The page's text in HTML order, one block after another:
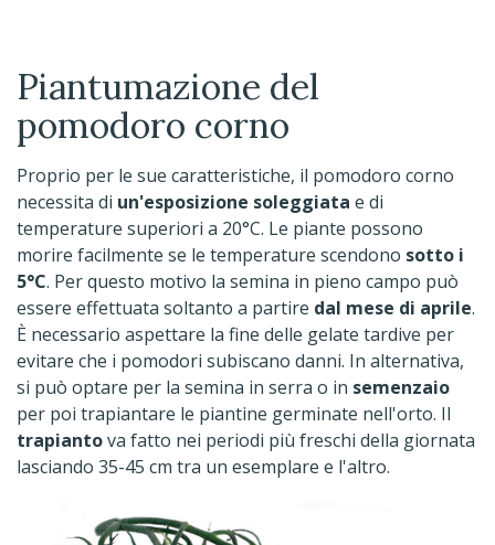
Piantumazione del
pomodoro corno
Proprio per le sue caratteristiche, il pomodoro corno
necessita di un'esposizione soleggiata e di
temperature superiori a 20°C. Le piante possono
morire facilmente se le temperature scendono sotto i
5°C. Per questo motivo la semina in pieno campo può
essere effettuata soltanto a partire dal mese di aprile.
È necessario aspettare la fine delle gelate tardive per
evitare che i pomodori subiscano danni. In alternativa,
si può optare per la semina in serra o in semenzaio
per poi trapiantare le piantine germinate nell'orto. Il
trapiantova fatto nei periodi più freschi della giornata
lasciando 35-45 cm tra un esemplare e l'altro.